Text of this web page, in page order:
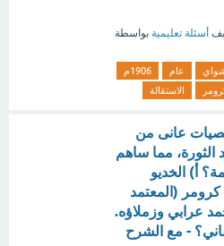
أسئلة تعليمية بواسطة
عام
1906م
الاستقالة
عانى من
الثورة، مما ساهم
أ) الخديو
(المعتمد
عرابي وزملاؤه.
- مع الشرح